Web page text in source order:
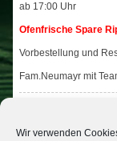
Wir verwenden
ab 17:00 Uhr
Ofenfrische Spare
Vorbestellung und
Fam.Neumayr mit